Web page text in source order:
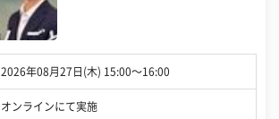
2026年08月27日(木) 15:00〜16:00
オンラインにて実施